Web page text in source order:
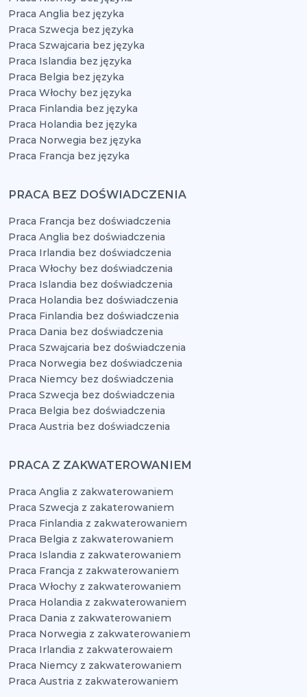
Praca Anglia bez języka
Praca Szwecja bez języka
Praca Szwajcaria bez języka
Praca Islandia bez języka
Praca Belgia bez języka
Praca Włochy bez języka
Praca Finlandia bez języka
Praca Holandia bez języka
Praca Norwegia bez języka
Praca Francja bez języka
PRACA BEZ DOŚWIADCZENIA
Praca Francja bez doświadczenia
Praca Anglia bez doświadczenia
Praca Irlandia bez doświadczenia
Praca Włochy bez doświadczenia
Praca Islandia bez doświadczenia
Praca Holandia bez doświadczenia
Praca Finlandia bez doświadczenia
Praca Dania bez doświadczenia
Praca Szwajcaria bez doświadczenia
Praca Norwegia bez doświadczenia
Praca Niemcy bez doświadczenia
Praca Szwecja bez doświadczenia
Praca Belgia bez doświadczenia
Praca Austria bez doświadczenia
PRACA Z ZAKWATEROWANIEM
Praca Anglia z zakwaterowaniem
Praca Szwecja z zakaterowaniem
Praca Finlandia z zakwaterowaniem
Praca Belgia z zakwaterowaniem
Praca Islandia z zakwaterowaniem
Praca Francja z zakwaterowaniem
Praca Włochy z zakwaterowaniem
Praca Holandia z zakwaterowaniem
Praca Dania z zakwaterowaniem
Praca Norwegia z zakwaterowaniem
Praca Irlandia z zakwaterowaiem
Praca Niemcy z zakwaterowaniem
Praca Austria z zakwaterowaniem